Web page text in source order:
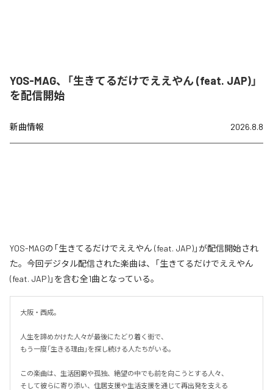
YOS-MAG、「生きてるだけでええやん (feat. JAP)」
を配信開始
新曲情報 2026.8.8
YOS-MAGの「生きてるだけでええやん (feat. JAP)」が配信開始され
た。今回デジタル配信された楽曲は、「生きてるだけでええやん
(feat. JAP)」を含む全1曲となっている。
大阪・西成。
人生を諦めかけた人々が最後にたどり着く街で、
もう一度「生きる理由」を探し続ける人たちがいる。
この楽曲は、生活困窮や孤独、絶望の中でも前を向こうとする人々、
そして彼らに寄り添い、住居支援や生活支援を通じて再出発を支える